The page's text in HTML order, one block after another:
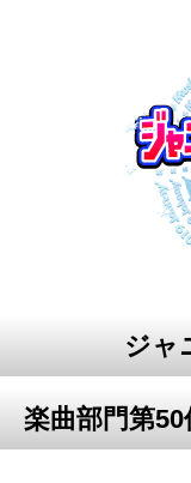
ジャ
楽曲部門第50